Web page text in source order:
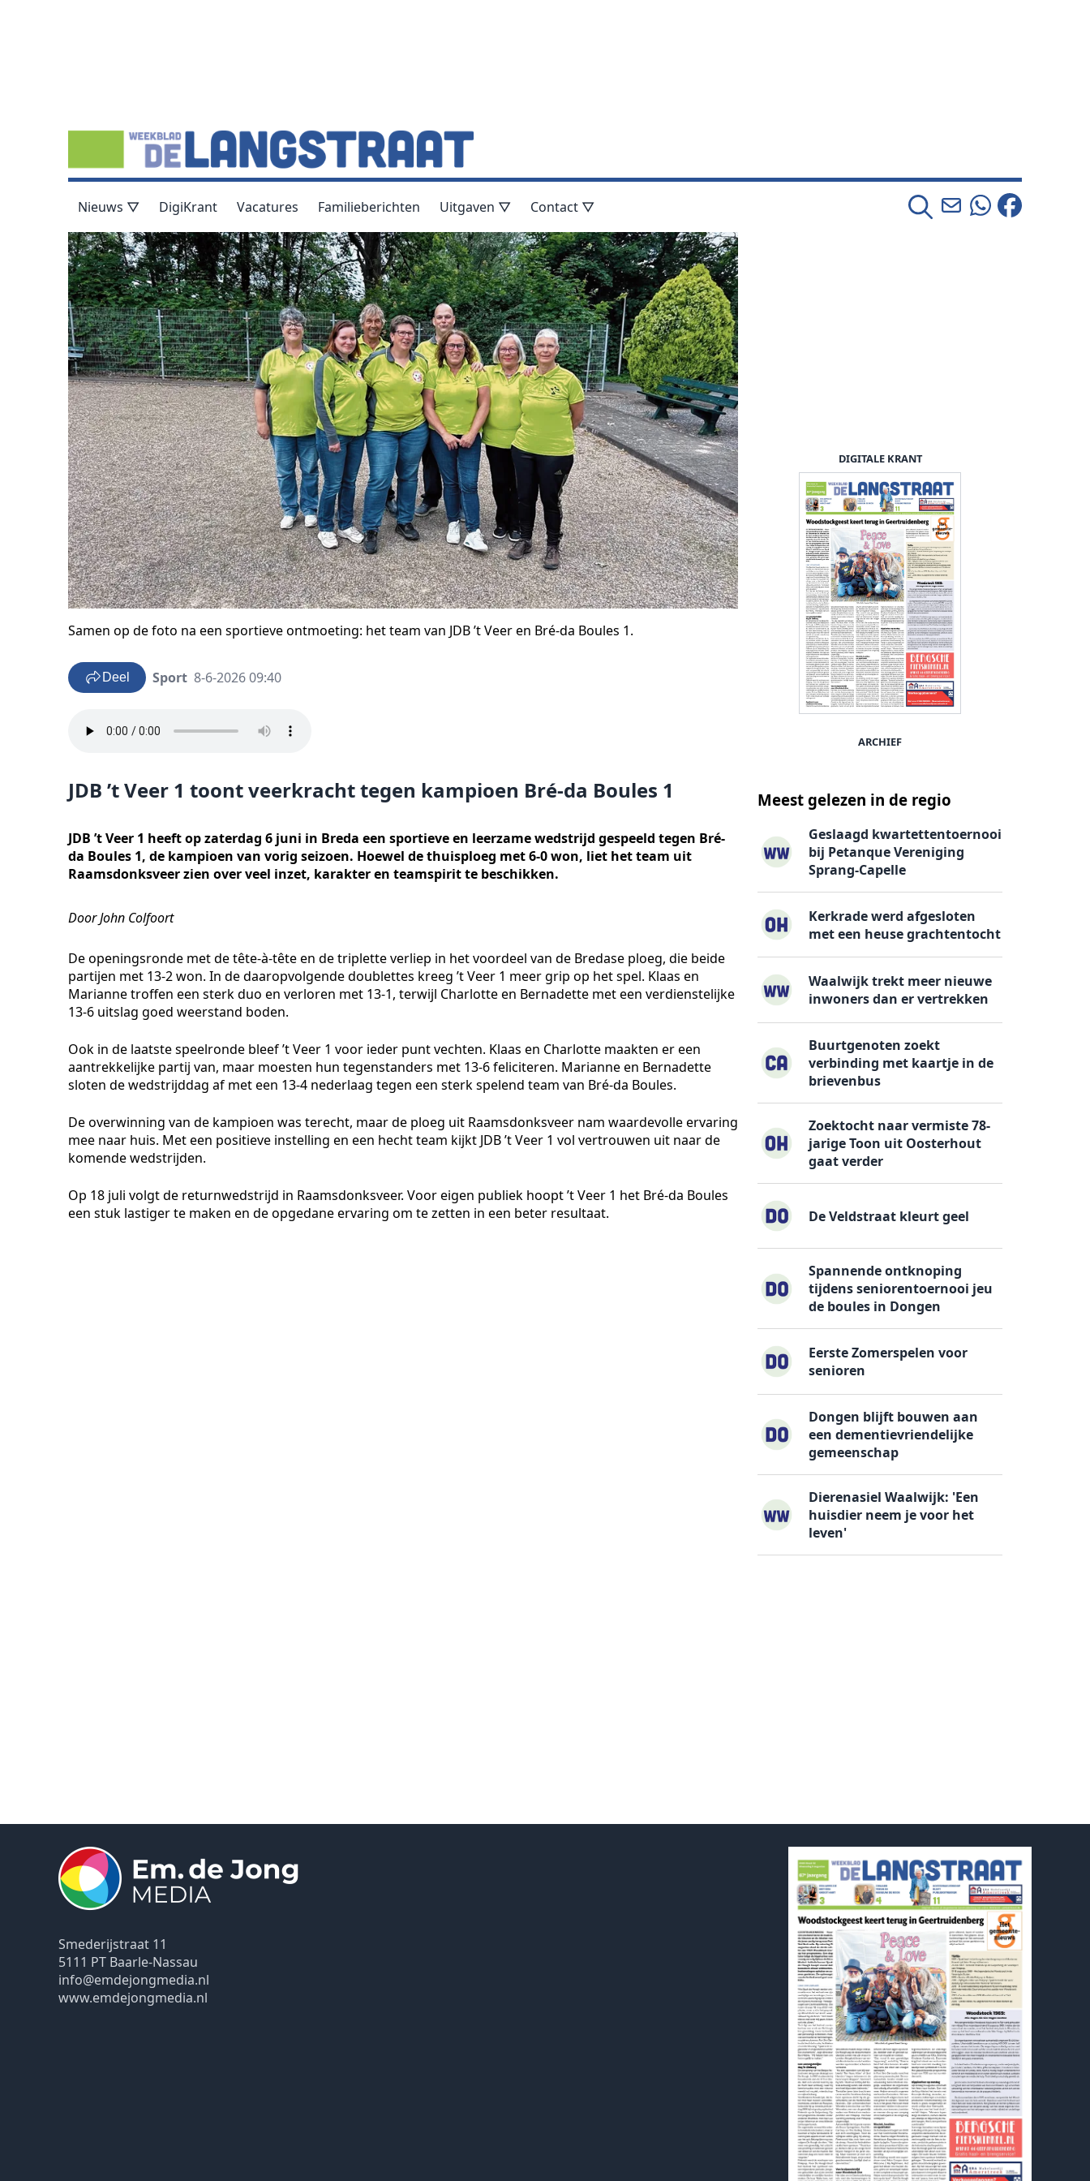
Nieuws ▽ DigiKrant Vacatures Familieberichten Uitgaven ▽ Contact ▽
Samen op de foto na een sportieve ontmoeting: het team van JDB ’t Veer en Bré-da Boules 1.
Deel Sport 8-6-2026 09:40
JDB ’t Veer 1 toont veerkracht tegen kampioen Bré-da Boules 1
JDB ’t Veer 1 heeft op zaterdag 6 juni in Breda een sportieve en leerzame wedstrijd gespeeld tegen Bré-
da Boules 1, de kampioen van vorig seizoen. Hoewel de thuisploeg met 6-0 won, liet het team uit
Raamsdonksveer zien over veel inzet, karakter en teamspirit te beschikken.
Door John Colfoort
De openingsronde met de tête-à-tête en de triplette verliep in het voordeel van de Bredase ploeg, die beide
partijen met 13-2 won. In de daaropvolgende doublettes kreeg ’t Veer 1 meer grip op het spel. Klaas en
Marianne troffen een sterk duo en verloren met 13-1, terwijl Charlotte en Bernadette met een verdienstelijke
13-6 uitslag goed weerstand boden.
Ook in de laatste speelronde bleef ’t Veer 1 voor ieder punt vechten. Klaas en Charlotte maakten er een
aantrekkelijke partij van, maar moesten hun tegenstanders met 13-6 feliciteren. Marianne en Bernadette
sloten de wedstrijddag af met een 13-4 nederlaag tegen een sterk spelend team van Bré-da Boules.
De overwinning van de kampioen was terecht, maar de ploeg uit Raamsdonksveer nam waardevolle ervaring
mee naar huis. Met een positieve instelling en een hecht team kijkt JDB ’t Veer 1 vol vertrouwen uit naar de
komende wedstrijden.
Op 18 juli volgt de returnwedstrijd in Raamsdonksveer. Voor eigen publiek hoopt ’t Veer 1 het Bré-da Boules
een stuk lastiger te maken en de opgedane ervaring om te zetten in een beter resultaat.
DIGITALE KRANT
ARCHIEF
Meest gelezen in de regio
Geslaagd kwartettentoernooi
bij Petanque Vereniging
Sprang-Capelle
Kerkrade werd afgesloten
met een heuse grachtentocht
Waalwijk trekt meer nieuwe
inwoners dan er vertrekken
Buurtgenoten zoekt
verbinding met kaartje in de
brievenbus
Zoektocht naar vermiste 78-
jarige Toon uit Oosterhout
gaat verder
De Veldstraat kleurt geel
Spannende ontknoping
tijdens seniorentoernooi jeu
de boules in Dongen
Eerste Zomerspelen voor
senioren
Dongen blijft bouwen aan
een dementievriendelijke
gemeenschap
Dierenasiel Waalwijk: 'Een
huisdier neem je voor het
leven'
Smederijstraat 11
5111 PT Baarle-Nassau
info@emdejongmedia.nl
www.emdejongmedia.nl